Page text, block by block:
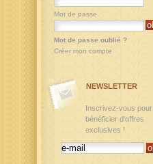
Mot de passe
Mot de passe oublié ?
Créer mon compte
NEWSLETTER
Inscrivez-vous pour
bénéficier d'offres
exclusives !